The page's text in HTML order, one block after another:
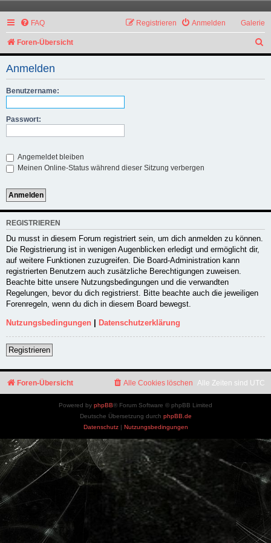
Galerie
FAQ Anmelden
Registrieren
Foren-Übersicht
u
Anmelden
Benutzername:
Passwort:
Angemeldet bleiben
Meinen Online-Status während dieser Sitzung verbergen
REGISTRIEREN
Du musst in diesem Forum registriert sein, um dich anmelden zu können.
Die Registrierung ist in wenigen Augenblicken erledigt und ermöglicht dir,
auf weitere Funktionen zuzugreifen. Die Board-Administration kann
registrierten Benutzern auch zusätzliche Berechtigungen zuweisen.
Beachte bitte unsere Nutzungsbedingungen und die verwandten
Regelungen, bevor du dich registrierst. Bitte beachte auch die jeweiligen
Forenregeln, wenn du dich in diesem Board bewegst.
Nutzungsbedingungen Datenschutzerklärung
Registrieren
Foren-Übersicht Alle Zeiten sind UTC
Alle Cookies löschen
Powered by phpBB® Forum Software © phpBB Limited
Deutsche Übersetzung durch phpBB.de
Datenschutz| Nutzungsbedingungen